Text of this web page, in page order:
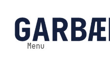
til
indhold
Menu